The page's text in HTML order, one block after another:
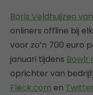
Boris Veldhuijzen
onliners offline bij
voor zo’n 700 euro
januari tijdens
oprichter van
Fleck.com en